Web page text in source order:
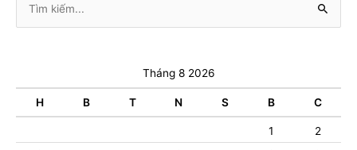
kiếm:
Tháng 8 2026
H B T N S B C
1
2